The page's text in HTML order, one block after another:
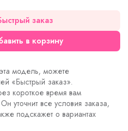
заказ
в корзину
модель, можете
«Быстрый заказ».
короткое время вам
уточнит все условия заказа,
подскажет о вариантах